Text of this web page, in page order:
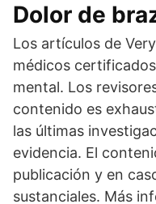
Dolor de
Los artículos de
médicos
mental. Los
contenido es
las últimas
evidencia. El
publicación y en
sustanciales. Más